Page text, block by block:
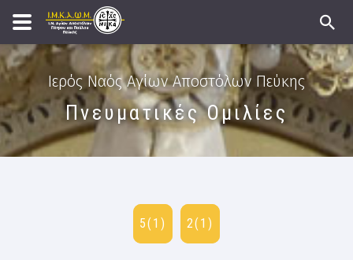
Ιερός Ναός Αγίων Αποστόλων Πεύκης
Πνευματικές Ομιλίες
5(1) 2(1)